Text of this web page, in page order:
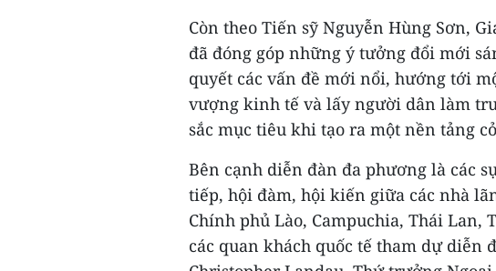
Còn theo Tiến sỹ Nguyễn Hùng Sơn,
đã đóng góp những ý tưởng đổi mới
quyết các vấn đề mới nổi, hướng tới
vượng kinh tế và lấy người dân làm
sắc mục tiêu khi tạo ra một nền tảng
Bên cạnh diễn đàn đa phương là các
tiếp, hội đàm, hội kiến giữa các nhà
Chính phủ Lào, Campuchia, Thái
các quan khách quốc tế tham dự diễn